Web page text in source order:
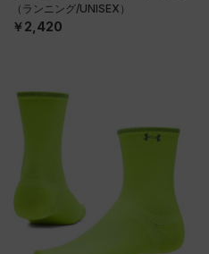
（ランニング/UNISEX）
￥2,420